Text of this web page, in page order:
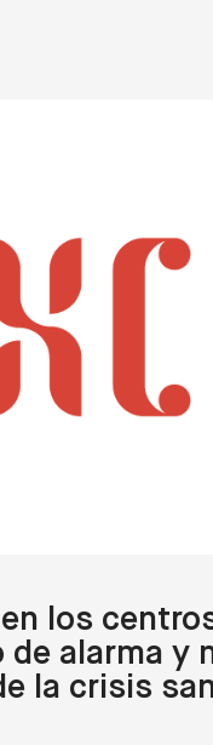
los
alarma y
la crisis